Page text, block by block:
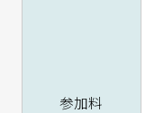
参加料